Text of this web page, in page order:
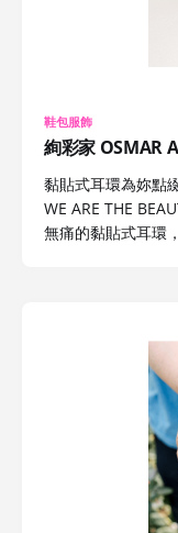
鞋包服飾
絢彩家 OSMAR
黏貼式耳環為妳點
WE ARE THE
無痛的黏貼式耳環，